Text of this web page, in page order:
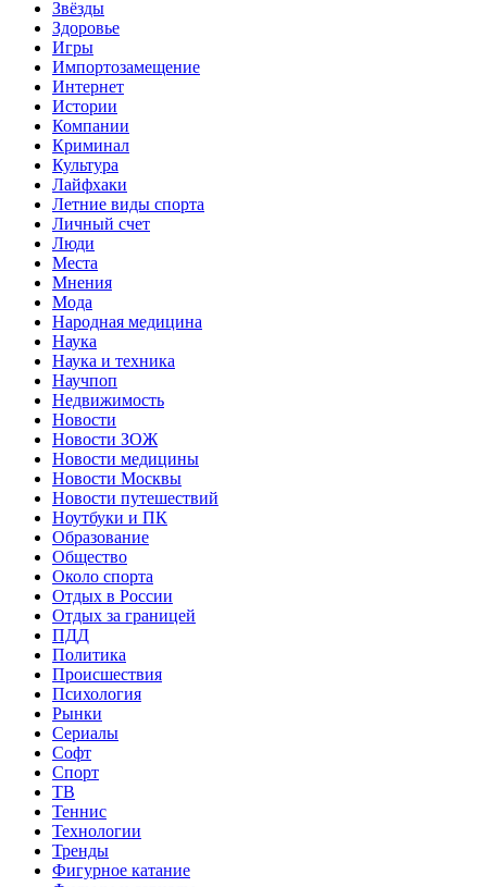
Звёзды
Здоровье
Игры
Импортозамещение
Интернет
Истории
Компании
Криминал
Культура
Лайфхаки
Летние виды спорта
Личный счет
Люди
Места
Мнения
Мода
Народная медицина
Наука
Наука и техника
Научпоп
Недвижимость
Новости
Новости ЗОЖ
Новости медицины
Новости Москвы
Новости путешествий
Ноутбуки и ПК
Образование
Общество
Около спорта
Отдых в России
Отдых за границей
ПДД
Политика
Происшествия
Психология
Рынки
Сериалы
Софт
Спорт
ТВ
Теннис
Технологии
Тренды
Фигурное катание